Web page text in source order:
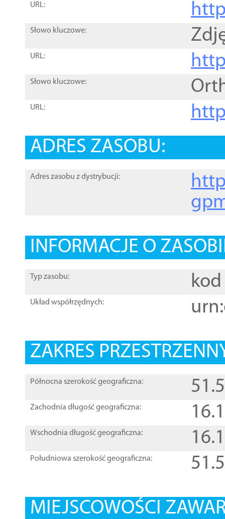
URL:
Słowo kluczowe:
URL:
Słowo kluczowe:
URL:
ADRES ZASOBU:
Adres zasobu z dystrybucji:
INFORMACJE O
Typ zasobu: kod
Układ współrzędnych:
ZAKRES
Północna szerokość geograficzna:
Zachodnia długość geograficzna:
Wschodnia długość geograficzna:
Południowa szerokość geograficzna:
MIEJSCOWOŚCI